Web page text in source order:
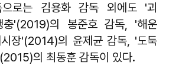
로는 김용화 감독 외에도 '괴
'(2019)의 봉준호 감독, '해운
장'(2014)의 윤제균 감독, '도둑
의 최동훈 감독이 있다.